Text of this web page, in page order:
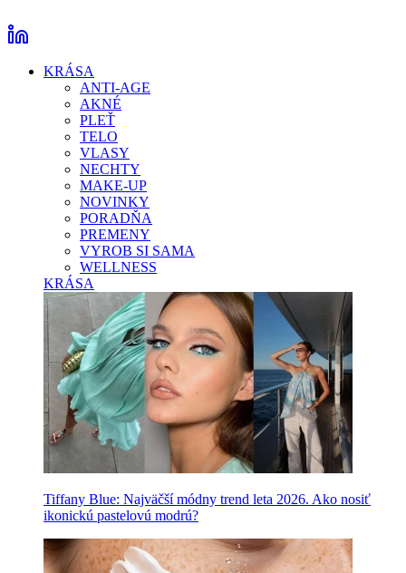
KRÁSA
ANTI-AGE
AKNÉ
PLEŤ
TELO
VLASY
NECHTY
MAKE-UP
NOVINKY
PORADŇA
PREMENY
VYROB SI SAMA
WELLNESS
KRÁSA
Tiffany Blue: Najväčší módny trend leta 2026. Ako nosiť
ikonickú pastelovú modrú?